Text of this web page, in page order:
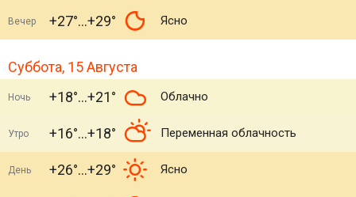
Вечер +27° +29° Ясно
Суббота, 15 Августа
Ночь +18° +21° Облачно
Утро +16° +18° Переменная облачность
День +26° +29° Ясно